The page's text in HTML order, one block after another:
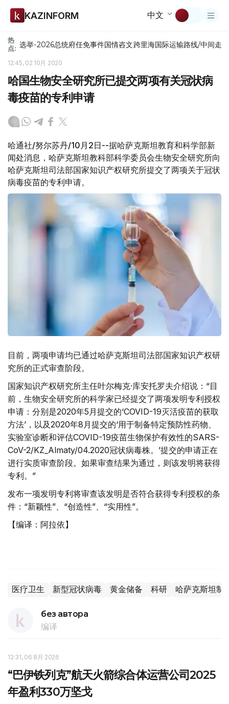
KAZINFORM 中文
热
点: 选举-2026总统府任免事件国情咨文跨里海国际运输路线/中间走廊
12:45, 02 10月 2020
哈国生物安全研究所已提交两项有关冠状病
毒疫苗的专利申请
哈通社/努尔苏丹/10月2日--据哈萨克斯坦教育和科学部新
闻处消息，哈萨克斯坦教科部科学委员会生物安全研究所向
哈萨克斯坦司法部国家知识产权研究所提交了两项关于冠状
病毒疫苗的专利申请。
目前，两项申请均已通过哈萨克斯坦司法部国家知识产权研
究所的正式审查阶段。
国家知识产权研究所主任叶尔梅克·库安托罗夫介绍说：“目
前，生物安全研究所的科学家已经提交了两项发明专利授权
申请：分别是2020年5月提交的‘COVID-19灭活疫苗的获取
方法’，以及2020年8月提交的‘用于制备特定预防性药物、
实验室诊断和评估COVID-19疫苗生物保护有效性的SARS-
CoV-2/KZ_Almaty/04.2020冠状病毒株。’提交的申请正在
进行实质审查阶段。如果审查结果为通过，则该发明将获得
专利。”
发布一项发明专利将审查该发明是否符合获得专利授权的条
件：“新颖性”、“创造性”、“实用性”。
【编译：阿拉依】
医疗卫生 新型冠状病毒 黄金储备 科研 哈萨克斯坦制
без автора
编译
12:31, 06 8月 2026
“巴伊铁列克”航天火箭综合体运营公司2025
年盈利330万坚戈